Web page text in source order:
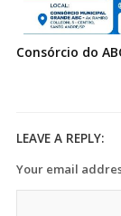
Consórcio do
LEAVE A REPLY:
Your email